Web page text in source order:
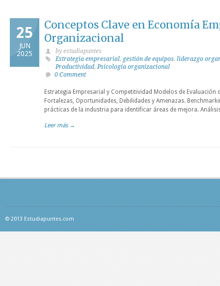
25
JUN
2025
Conceptos Clave en Economía
Organizacional
by estudiapuntes
Estrategia empresarial, gestión de equipos, liderazgo
Productividad,Psicología organizacional
0 Comment
Estrategia Empresarial y Competitividad Modelos de Evaluación
Fortalezas, Oportunidades, Debilidades y Amenazas.
prácticas de la industria para identificar áreas de mejora.
Leer más →
© 2013 Estudiapuntes.com